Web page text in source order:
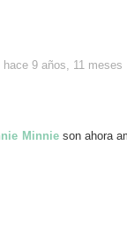
hace 9 años, 11 meses
Minnie son ahora